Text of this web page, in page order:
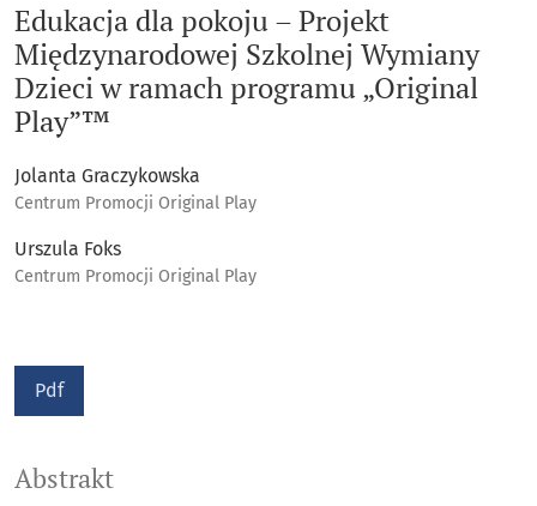
Edukacja dla pokoju – Projekt
Międzynarodowej Szkolnej Wymiany
Dzieci w ramach programu „Original
Play”™
Jolanta Graczykowska
Centrum Promocji Original Play
Urszula Foks
Centrum Promocji Original Play
Pdf
Abstrakt